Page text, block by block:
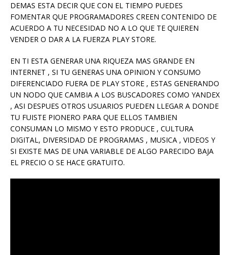
DEMAS ESTA DECIR QUE CON EL TIEMPO PUEDES
FOMENTAR QUE PROGRAMADORES CREEN CONTENIDO DE
ACUERDO A TU NECESIDAD NO A LO QUE TE QUIEREN
VENDER O DAR A LA FUERZA PLAY STORE.
EN TI ESTA GENERAR UNA RIQUEZA MAS GRANDE EN
INTERNET , SI TU GENERAS UNA OPINION Y CONSUMO
DIFERENCIADO FUERA DE PLAY STORE , ESTAS GENERANDO
UN NODO QUE CAMBIA A LOS BUSCADORES COMO YANDEX
, ASI DESPUES OTROS USUARIOS PUEDEN LLEGAR A DONDE
TU FUISTE PIONERO PARA QUE ELLOS TAMBIEN
CONSUMAN LO MISMO Y ESTO PRODUCE , CULTURA
DIGITAL, DIVERSIDAD DE PROGRAMAS , MUSICA , VIDEOS Y
SI EXISTE MAS DE UNA VARIABLE DE ALGO PARECIDO BAJA
EL PRECIO O SE HACE GRATUITO.